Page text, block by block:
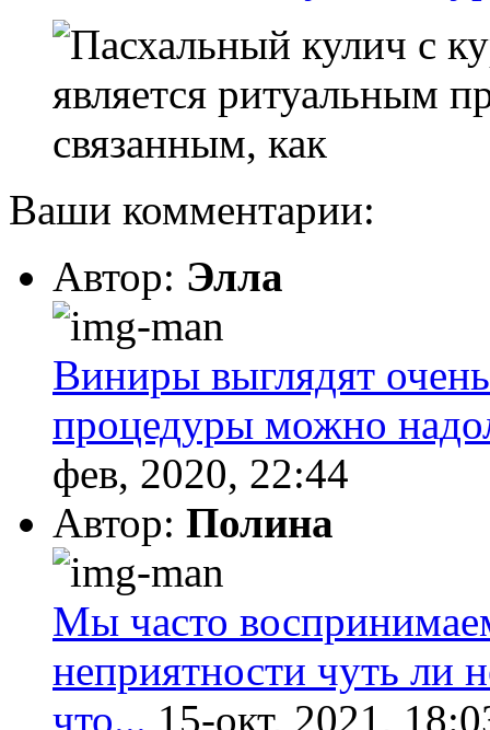
является ритуальным
связанным, как
Ваши комментарии:
Автор: Элла
Виниры выглядят
процедуры можно
фев, 2020, 22:44
Автор: Полина
Мы часто
неприятности чуть ли
что... 15-окт, 2021,